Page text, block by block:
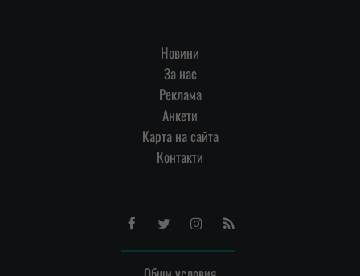
Новини
За нас
Реклама
Анкети
Карта на сайта
Контакти
FacebookTwitterInstagram
RSS